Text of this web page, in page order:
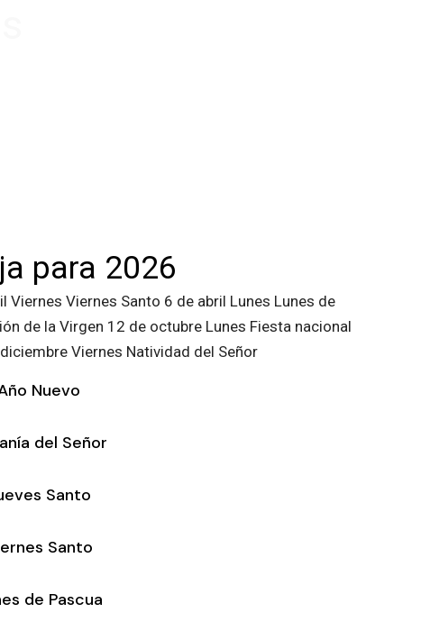
para 2026
Viernes Santo 6 de abril Lunes Lunes de
de la Virgen 12 de octubre Lunes Fiesta nacional
Viernes Natividad del Señor
Nuevo
del Señor
Santo
Santo
de Pascua